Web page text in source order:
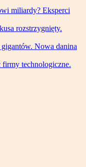
miliardy? Eksperci
rozstrzygnięty.
Nowa danina
technologiczne.